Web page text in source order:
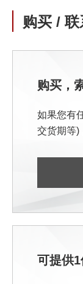
购买 / 联
购买，
如果您有
交货期等)
可提供1